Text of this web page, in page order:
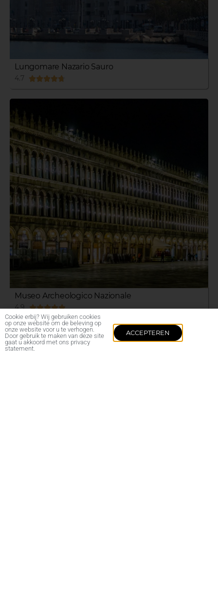
Lungomare Nazario Sauro
4.7 
Museo Archeologico Nazionale
4.9 
Cookie erbij? Wij gebruiken cookies
op onze website om de beleving op
onze website voor u te verhogen.
Door gebruik te maken van deze site
gaat u akkoord met ons privacy
statement.
ACCEPTEREN